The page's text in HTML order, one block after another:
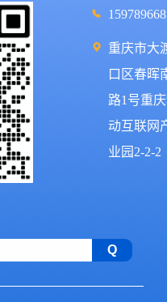
重庆市大
口区春晖
路1号重
动互联网
业园2-2-2